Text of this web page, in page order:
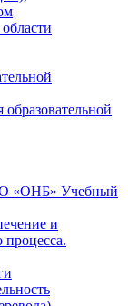
«ОНБ» Учебный
и
процесса.